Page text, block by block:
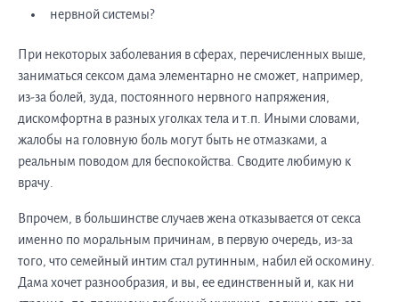
нервной системы?
При некоторых заболевания в сферах, перечисленных выше,
заниматься сексом дама элементарно не сможет, например,
из-за болей, зуда, постоянного нервного напряжения,
дискомфортна в разных уголках тела и т.п. Иными словами,
жалобы на головную боль могут быть не отмазками, а
реальным поводом для беспокойства. Сводите любимую к
врачу.
Впрочем, в большинстве случаев жена отказывается от секса
именно по моральным причинам, в первую очередь, из-за
того, что семейный интим стал рутинным, набил ей оскомину.
Дама хочет разнообразия, и вы, ее единственный и, как ни